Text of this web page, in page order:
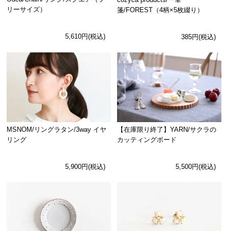
リーサイズ）
5,610円(税込)
箋/FOREST（4柄×5枚綴り）
385円(税込)
MSNOM/リングラタン/3way イヤ
リング
5,900円(税込)
【在庫限り終了】YARN/サクラの
カッティングボード
5,500円(税込)